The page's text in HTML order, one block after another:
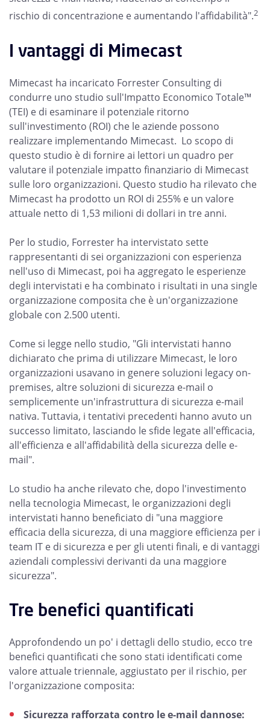
rischio di concentrazione e aumentando l'affidabilità".2
I vantaggi di Mimecast
Mimecast ha incaricato Forrester Consulting di
condurre uno studio sull'Impatto Economico Totale™
(TEI) e di esaminare il potenziale ritorno
sull'investimento (ROI) che le aziende possono
realizzare implementando Mimecast. Lo scopo di
questo studio è di fornire ai lettori un quadro per
valutare il potenziale impatto finanziario di Mimecast
sulle loro organizzazioni. Questo studio ha rilevato che
Mimecast ha prodotto un ROI di 255% e un valore
attuale netto di 1,53 milioni di dollari in tre anni.
Per lo studio, Forrester ha intervistato sette
rappresentanti di sei organizzazioni con esperienza
nell'uso di Mimecast, poi ha aggregato le esperienze
degli intervistati e ha combinato i risultati in una single
organizzazione composita che è un'organizzazione
globale con 2.500 utenti.
Come si legge nello studio, "Gli intervistati hanno
dichiarato che prima di utilizzare Mimecast, le loro
organizzazioni usavano in genere soluzioni legacy on-
premises, altre soluzioni di sicurezza e-mail o
semplicemente un'infrastruttura di sicurezza e-mail
nativa. Tuttavia, i tentativi precedenti hanno avuto un
successo limitato, lasciando le sfide legate all'efficacia,
all'efficienza e all'affidabilità della sicurezza delle e-
mail".
Lo studio ha anche rilevato che, dopo l'investimento
nella tecnologia Mimecast, le organizzazioni degli
intervistati hanno beneficiato di "una maggiore
efficacia della sicurezza, di una maggiore efficienza per i
team IT e di sicurezza e per gli utenti finali, e di vantaggi
aziendali complessivi derivanti da una maggiore
sicurezza".
Tre benefici quantificati
Approfondendo un po' i dettagli dello studio, ecco tre
benefici quantificati che sono stati identificati come
valore attuale triennale, aggiustato per il rischio, per
l'organizzazione composita:
Sicurezza rafforzata contro le e-mail dannose: